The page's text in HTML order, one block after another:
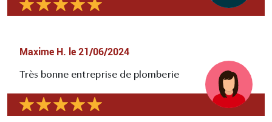
Maxime H. le 21/06/2024
Très bonne entreprise de plomberie